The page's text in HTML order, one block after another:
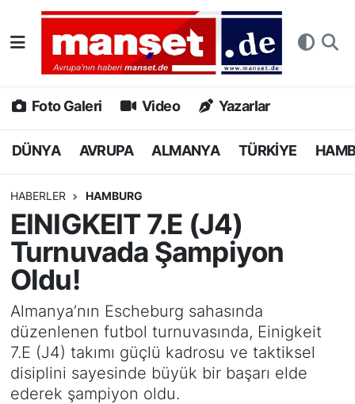
Foto Galeri Video Yazarlar
DÜNYA AVRUPA ALMANYA TÜRKİYE
HABERLER HAMBURG
EINIGKEIT 7.E (J4)
Turnuvada Şampiyon
Oldu!
Almanya’nın Escheburg sahasında
düzenlenen futbol turnuvasında, Einigkeit
7.E (J4) takımı güçlü kadrosu ve taktiksel
disiplini sayesinde büyük bir başarı elde
ederek şampiyon oldu.
DÜNYA
AVRUPA
ALMANYA
HAMBURG
SPOR
DEUTSCH
EKONOMİ
SİYASET
Nöbetçi Eczaneler
Hava Durumu
Namaz Vakitleri
Puan Durumu ve Fikstür
Tüm Manşetler
Son Dakika Haberleri
Haber Arşivi